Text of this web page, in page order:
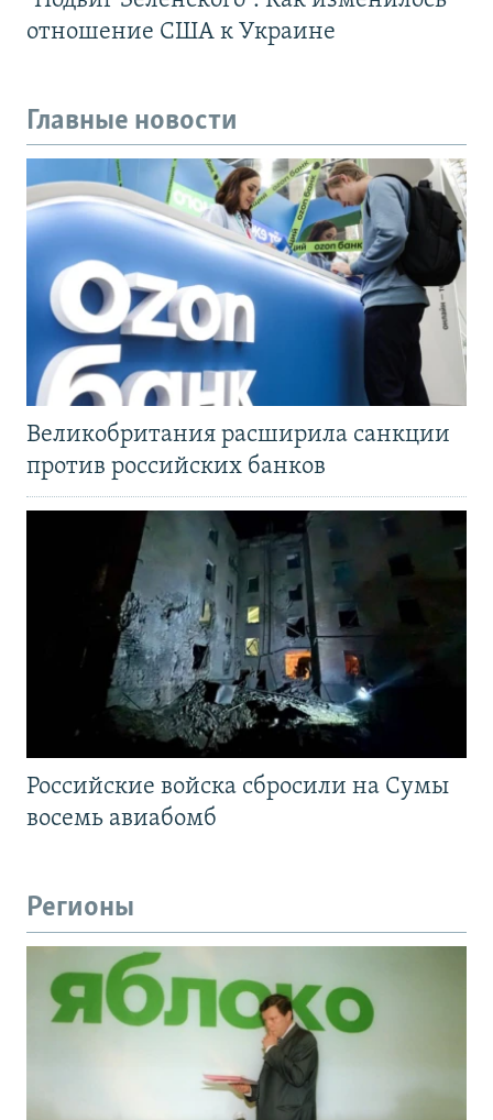
отношение США к Украине
Главные новости
Великобритания расширила санкции
против российских банков
Российские войска сбросили на Сумы
восемь авиабомб
Регионы